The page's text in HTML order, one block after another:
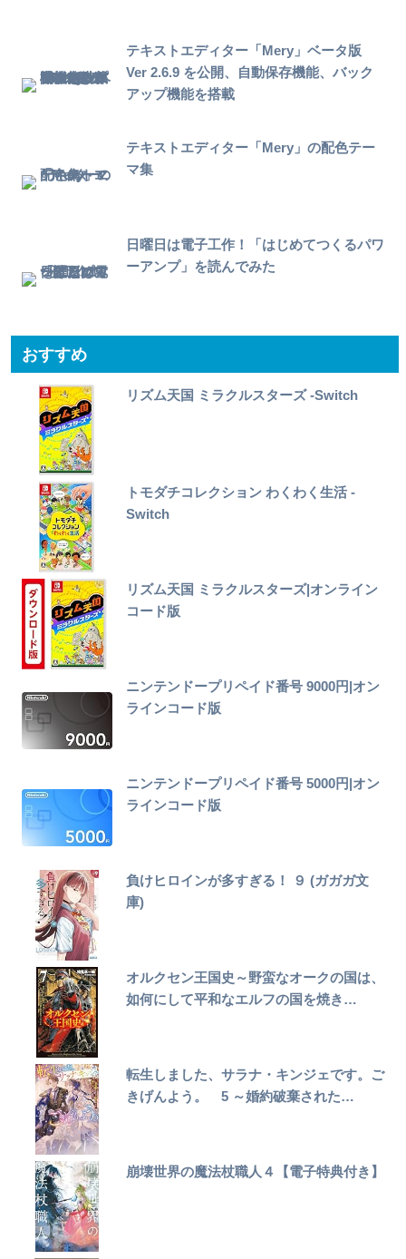
テキストエディター「Mery」ベータ版
Ver 2.6.9 を公開、自動保存機能、バック
アップ機能を搭載
テキストエディター「Mery」の配色テー
マ集
日曜日は電子工作！「はじめてつくるパワ
ーアンプ」を読んでみた
おすすめ
リズム天国 ミラクルスターズ -Switch
トモダチコレクション わくわく生活 -
Switch
リズム天国 ミラクルスターズ|オンライン
コード版
ニンテンドープリペイド番号 9000円|オン
ラインコード版
ニンテンドープリペイド番号 5000円|オン
ラインコード版
負けヒロインが多すぎる！ ９ (ガガガ文
庫)
オルクセン王国史～野蛮なオークの国は、
如何にして平和なエルフの国を焼き…
転生しました、サラナ・キンジェです。ご
きげんよう。 5 ～婚約破棄された…
崩壊世界の魔法杖職人４【電子特典付き】